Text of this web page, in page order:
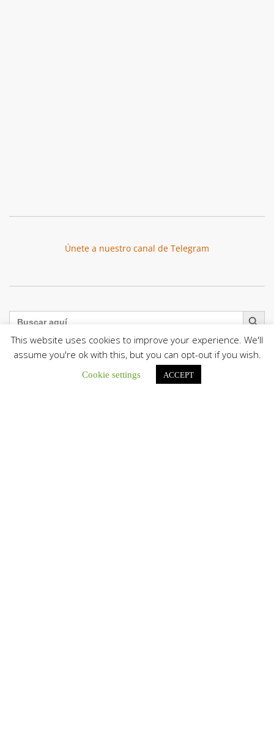
Únete a nuestro canal de Telegram
Buscar: Botón de
La Santa Sede presenta el programa oficial del Viaje
This website uses cookies to improve your experience. We'll
assume you're ok with this, but you can opt-out if you wish.
Cookie settings ACCEPT